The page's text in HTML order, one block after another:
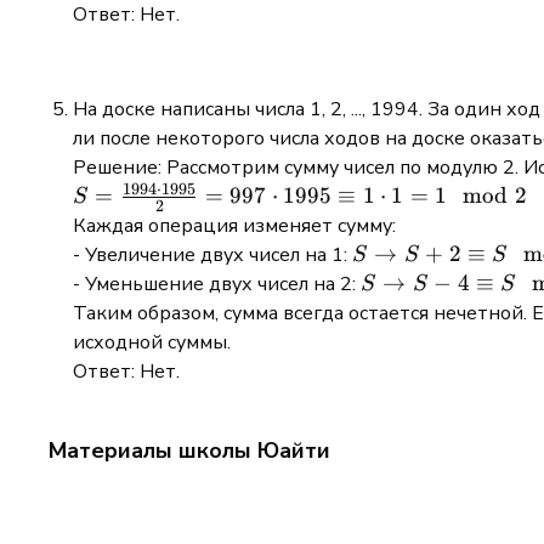
=
{3} +
\frac{6}
{27} =
\frac{1}
{2} +
\frac{1}
{3} +
\frac{2}
{9}
- 1/7} =
{343}\right)
= \frac{2}
{3} \cdot
\frac{342}
{343} =
\frac{228}
{343}
\frac{10621}
\frac{80808080}
24 \mod 9
Ответ: Нет.
На доске написаны числа 1, 2, ..., 1994. За один
ли после некоторого числа ходов на доске
Решение: Рассмотрим сумму чисел по модулю 2.
S =
\frac{1994
\cdot
1995}{2}
= 997
\cdot 1995
\equiv 1
S = 2
1994⋅1995 = 997 ⋅ 1995 ≡ 1 ⋅ 1 = 1 mod 2
Каждая операция изменяет сумму:
- Увеличение двух чисел на 1: S \to
S + 2
\equiv
S → S + 2 ≡ S
- Уменьшение двух чисел на 2: S \to
S - 4
S → S − 4 ≡ S
Таким образом, сумма всегда остается нечетной.
исходной суммы.
Ответ: Нет.
Материалы школы Юайти